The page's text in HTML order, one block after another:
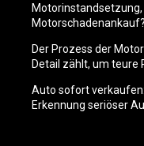
Motorschadenankauf?
Der Prozess der
Detail zählt, um teure
Auto sofort
Erkennung seriöser